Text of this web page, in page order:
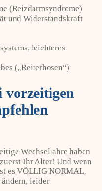
(Reizdarmsyndrome)
und Widerstandskraft
leichteres
(„Reiterhosen“)
vorzeitigen
Wechseljahre haben
Ihr Alter! Und wenn
es VÖLLIG NORMAL,
leider!